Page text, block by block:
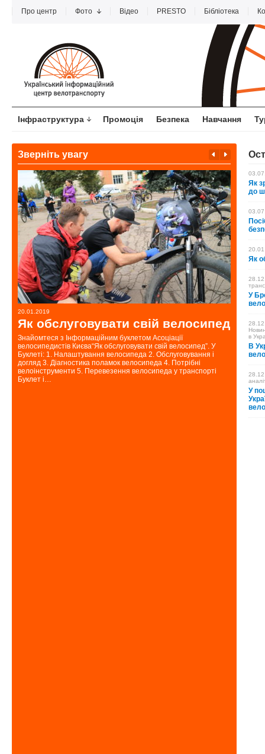
Про центр Фото Відео PRESTO Бібліотека
Інфраструктура Промоція Безпека Навчання
Зверніть увагу
20.01.2019
Як обслуговувати свій велосипед
Знайомтеся з Інформаційним буклетом Асоціації
велосипедистів Києва“Як обслуговувати свій велосипед”. У
Буклеті: 1. Налаштування велосипеда 2. Обслуговування і
догляд 3. Діагностика поламок велосипеда 4. Потрібні
велоінструменти 5. Перевезення велосипеда у транспорті
Буклет і…
У
20
Як
до
Як
У
в
В
У